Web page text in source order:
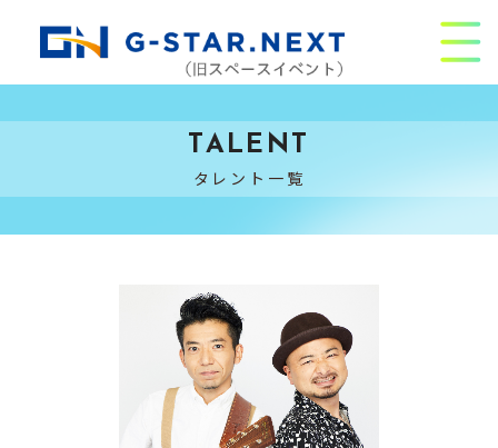
TALENT
タレント一覧